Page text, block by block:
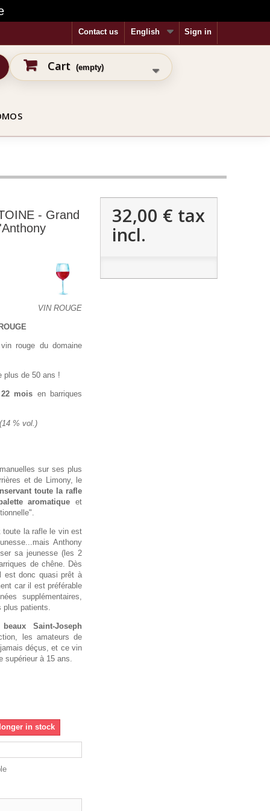
Sign in
English
Contact us
Cart (empty)
- Grand
VIN ROUGE
ROUGE
rouge du domaine
plus de 50 ans !
22 mois en barriques
(14 % vol.)
sur ses plus
et de Limony, le
toute la rafle
aromatique et
toute la rafle le vin est
Anthony
sa jeunesse (les 2
de chêne. Dès
est donc quasi prêt à
car il est préférable
supplémentaires,
patients.
Saint-Joseph
les amateurs de
déçus, et ce vin
supérieur à 15 ans.
in stock
32,00 € tax
incl.